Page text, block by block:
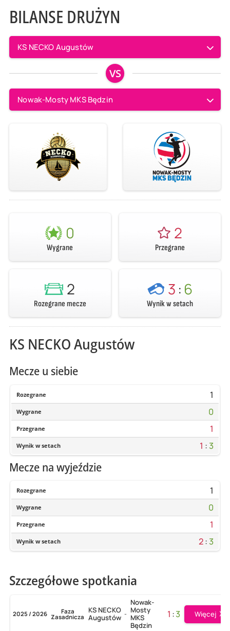
BILANSE DRUŻYN
KS NECKO Augustów
VS
Nowak-Mosty MKS Będzin
0
Wygrane
2
Przegrane
2
Rozegrane mecze
3 : 6
Wynik w setach
KS NECKO Augustów
Mecze u siebie
Rozegrane 1
Wygrane 0
Przegrane 1
Wynik w setach 1 : 3
Mecze na wyjeździe
Rozegrane 1
Wygrane 0
Przegrane 1
Wynik w setach 2: 3
Szczegółowe spotkania
2025 / 2026 Faza
Zasadnicza
KS NECKO
Augustów -
Nowak-
Mosty
MKS
Będzin
1 :3 Więcej